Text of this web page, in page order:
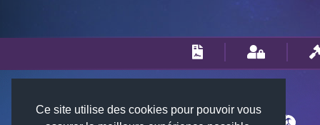
Ce site utilise des cookies pour pouvoir vous